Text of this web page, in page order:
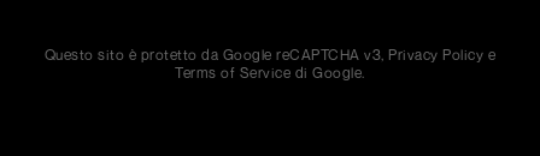
Questo sito è protetto da Google reCAPTCHA v3, Privacy Policy e
Terms of Service di Google.